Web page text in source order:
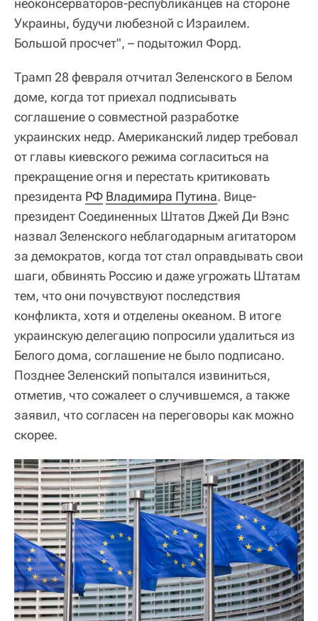
неоконсерваторов-республиканцев на стороне
Украины, будучи любезной с Израилем.
Большой просчет", – подытожил Форд.
Трамп 28 февраля отчитал Зеленского в Белом
доме, когда тот приехал подписывать
соглашение о совместной разработке
украинских недр. Американский лидер требовал
от главы киевского режима согласиться на
прекращение огня и перестать критиковать
президента РФ Владимира Путина. Вице-
президент Соединенных Штатов Джей Ди Вэнс
назвал Зеленского неблагодарным агитатором
за демократов, когда тот стал оправдывать свои
шаги, обвинять Россию и даже угрожать Штатам
тем, что они почувствуют последствия
конфликта, хотя и отделены океаном. В итоге
украинскую делегацию попросили удалиться из
Белого дома, соглашение не было подписано.
Позднее Зеленский попытался извиниться,
отметив, что сожалеет о случившемся, а также
заявил, что согласен на переговоры как можно
скорее.